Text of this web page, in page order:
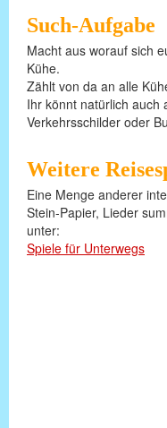
Such-Aufgabe
Macht aus worauf sich
Kühe.
Zählt von da an alle
Ihr könnt natürlich auch
Verkehrsschilder oder
Weitere
Eine Menge anderer
Stein-Papier, Lieder
unter:
Spiele für Unterwegs